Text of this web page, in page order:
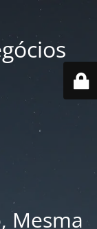
Mesma